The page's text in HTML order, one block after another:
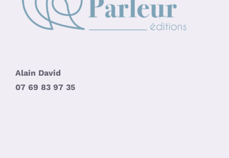
Alain David
07 69 83 97 35